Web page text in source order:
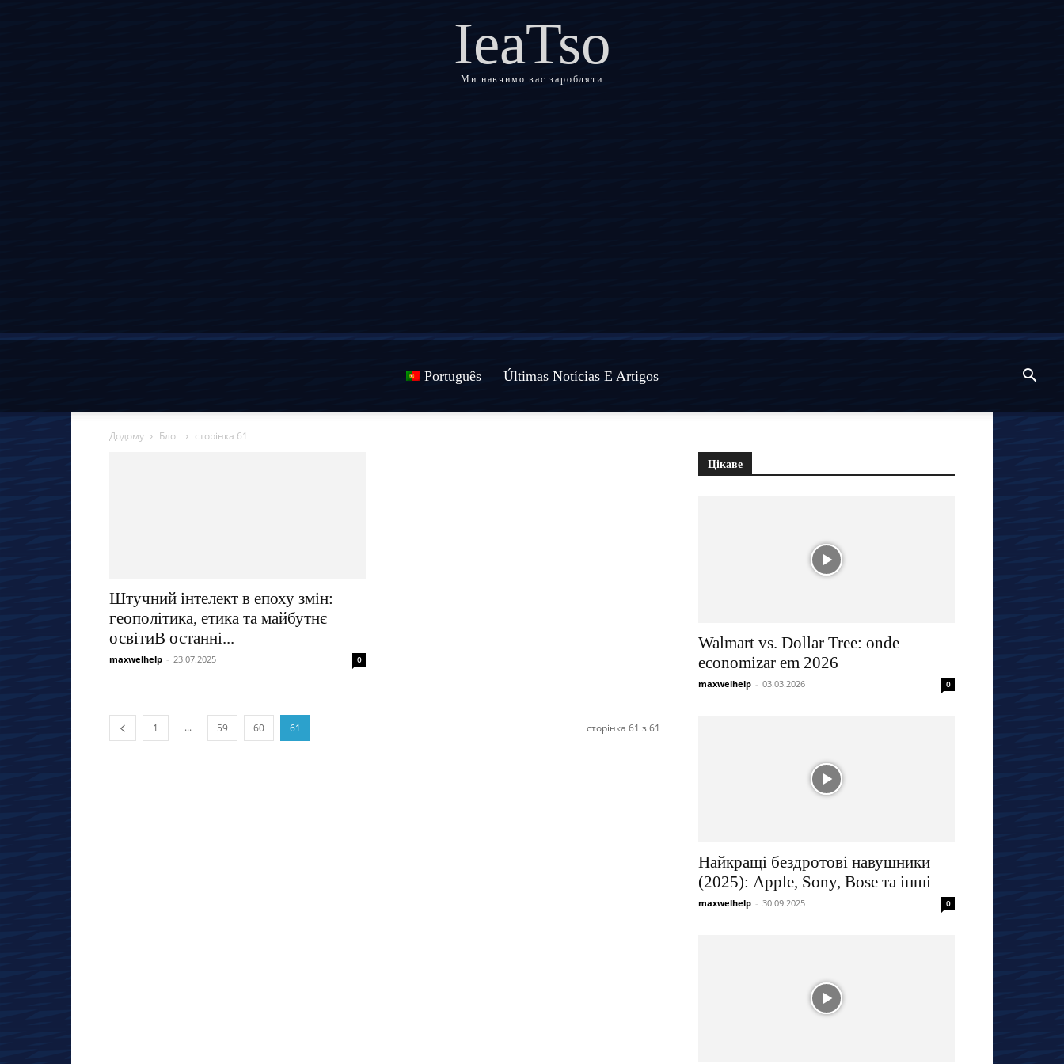
IeaTso
Ми навчимо вас заробляти
Português Últimas Notícias E Artigos
Додому Блог сторінка 61
Штучний інтелект в епоху змін:
геополітика, етика та майбутнє
освітиВ останні...
maxwelhelp - 23.07.2025 0
1 ... 59 60 61 сторінка 61 з 61
Цікаве
Walmart vs. Dollar Tree: onde
economizar em 2026
maxwelhelp - 03.03.2026 0
Найкращі бездротові навушники
(2025): Apple, Sony, Bose та інші
maxwelhelp - 30.09.2025 0